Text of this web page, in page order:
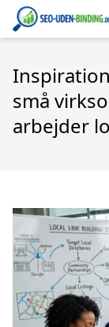
små
arbejder